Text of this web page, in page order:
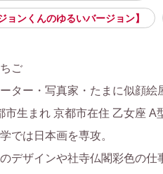
ョンくんのゆるいバージョン】
ご
ター・写真家・たまに似顔絵
市生まれ 京都市在住 乙女座 A
では日本画を専攻。
デザインや社寺仏閣彩色の仕